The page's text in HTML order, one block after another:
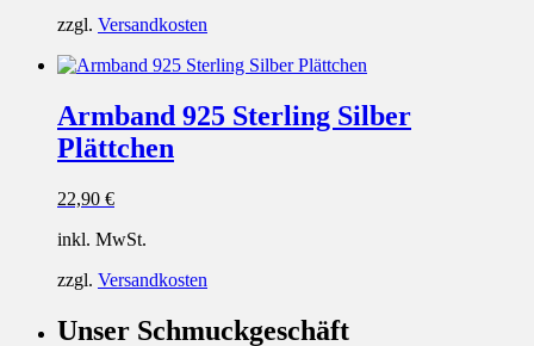
zzgl. Versandkosten
Armband 925 Sterling Silber
Plättchen
22,90 €
inkl. MwSt.
zzgl. Versandkosten
Unser Schmuckgeschäft